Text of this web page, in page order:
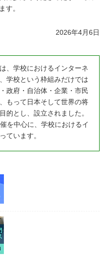
す。
2026年4月6日
、学校におけるインターネ
学校という枠組みだけでは
政府・自治体・企業・市民
もって日本そして世界の将
的とし、設立されました。
を中心に、学校におけるイ
ています。